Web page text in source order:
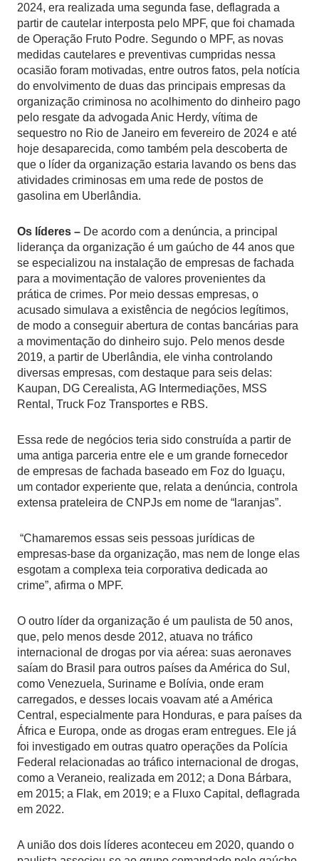
2024, era realizada uma segunda fase, deflagrada a
partir de cautelar interposta pelo MPF, que foi chamada
de Operação Fruto Podre. Segundo o MPF, as novas
medidas cautelares e preventivas cumpridas nessa
ocasião foram motivadas, entre outros fatos, pela notícia
do envolvimento de duas das principais empresas da
organização criminosa no acolhimento do dinheiro pago
pelo resgate da advogada Anic Herdy, vítima de
sequestro no Rio de Janeiro em fevereiro de 2024 e até
hoje desaparecida, como também pela descoberta de
que o líder da organização estaria lavando os bens das
atividades criminosas em uma rede de postos de
gasolina em Uberlândia.
Os líderes –De acordo com a denúncia, a principal
liderança da organização é um gaúcho de 44 anos que
se especializou na instalação de empresas de fachada
para a movimentação de valores provenientes da
prática de crimes. Por meio dessas empresas, o
acusado simulava a existência de negócios legítimos,
de modo a conseguir abertura de contas bancárias para
a movimentação do dinheiro sujo. Pelo menos desde
2019, a partir de Uberlândia, ele vinha controlando
diversas empresas, com destaque para seis delas:
Kaupan, DG Cerealista, AG Intermediações, MSS
Rental, Truck Foz Transportes e RBS.
Essa rede de negócios teria sido construída a partir de
uma antiga parceria entre ele e um grande fornecedor
de empresas de fachada baseado em Foz do Iguaçu,
um contador experiente que, relata a denúncia, controla
extensa prateleira de CNPJs em nome de “laranjas”.
“Chamaremos essas seis pessoas jurídicas de
empresas-base da organização, mas nem de longe elas
esgotam a complexa teia corporativa dedicada ao
crime”, afirma o MPF.
O outro líder da organização é um paulista de 50 anos,
que, pelo menos desde 2012, atuava no tráfico
internacional de drogas por via aérea: suas aeronaves
saíam do Brasil para outros países da América do Sul,
como Venezuela, Suriname e Bolívia, onde eram
carregados, e desses locais voavam até a América
Central, especialmente para Honduras, e para países da
África e Europa, onde as drogas eram entregues. Ele já
foi investigado em outras quatro operações da Polícia
Federal relacionadas ao tráfico internacional de drogas,
como a Veraneio, realizada em 2012; a Dona Bárbara,
em 2015; a Flak, em 2019; e a Fluxo Capital, deflagrada
em 2022.
A união dos dois líderes aconteceu em 2020, quando o